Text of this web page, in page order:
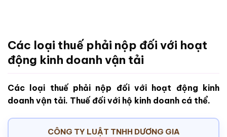
Các loại thuế phải nộp đối với hoạt
động kinh doanh vận tải
Các loại thuế phải nộp đối với hoạt động kinh
doanh vận tải. Thuế đối với hộ kinh doanh cá thể.
CÔNG TY LUẬT TNHH DƯƠNG GIA